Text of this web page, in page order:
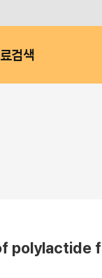
검색
polylactide